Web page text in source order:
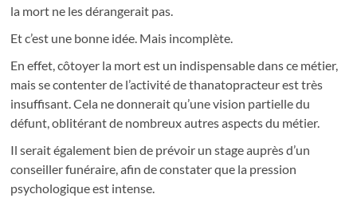
la mort ne les dérangerait pas.
Et c’est une bonne idée. Mais incomplète.
En effet, côtoyer la mort est un indispensable dans ce métier,
mais se contenter de l’activité de thanatopracteur est très
insuffisant. Cela ne donnerait qu’une vision partielle du
défunt, oblitérant de nombreux autres aspects du métier.
Il serait également bien de prévoir un stage auprès d’un
conseiller funéraire, afin de constater que la pression
psychologique est intense.